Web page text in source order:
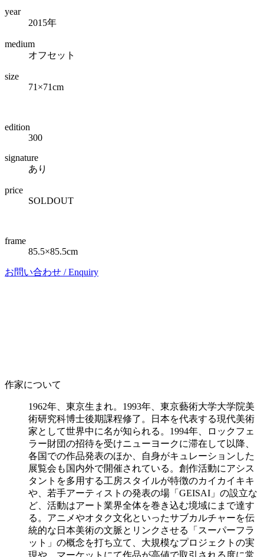
year
2015年
medium
オフセット
size
71×71cm
edition
300
signature
あり
price
SOLDOUT
frame
85.5×85.5cm
お問い合わせ /Enquiry
作家について
1962年、東京生まれ。1993年、東京藝術大学大学院美
術研究科博士後期課程修了。日本を代表する現代美術
家として世界中に名が知られる。1994年、ロックフェ
ラー財団の招待を受けニューヨークに滞在して以降、
各国での作品発表のほか、自身がキュレーションした
展覧会も国内外で開催されている。創作活動にアシス
タントを多用する工房スタイルが特徴のカイカイキキ
や、若手アーティストの発表の場「GEISAI」の設立な
ど、活動はアート業界全体を巻き込む境域にまで達す
る。アニメやオタク文化といったサブカルチャーを伝
統的な日本美術の文脈とリンクさせる「スーパーフラ
ット」の概念を打ち立て、大規模なプロジェクトの実
現や、マーケットにて作品が高値で取引される度に常